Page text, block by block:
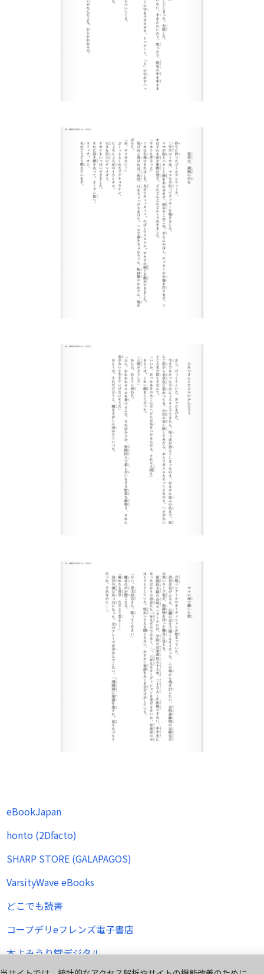
eBookJapan
honto (2Dfacto)
SHARP STORE (GALAPAGOS)
VarsityWave eBooks
どこでも読書
コープデリeフレンズ電子書店
本よみうり堂デジタル